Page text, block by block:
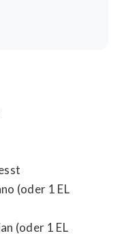
(oder 1 EL
(oder 1 EL